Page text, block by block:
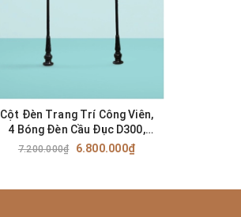
Cột Đèn Trang Trí Công Viên,
4 Bóng Đèn Cầu Đục D300,
Chiều Cao 4.2M, Mã SP ZCV-
7.200.000₫ 6.800.000₫